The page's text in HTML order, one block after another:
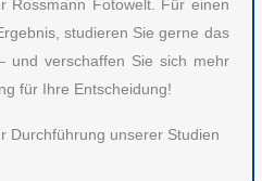
Rossmann Fotowelt. Für einen
studieren Sie gerne das
und verschaffen Sie sich mehr
für Ihre Entscheidung!
Durchführung unserer Studien